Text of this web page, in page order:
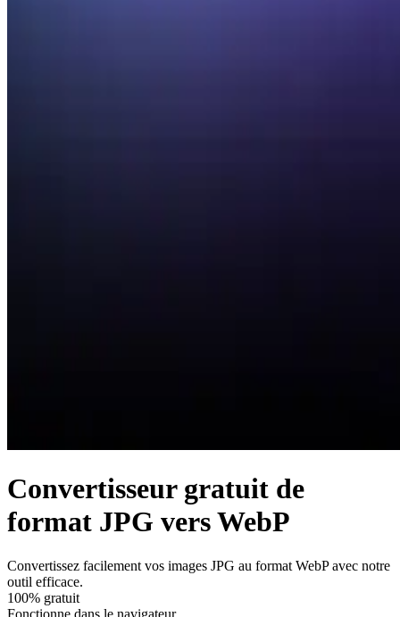
Convertisseur gratuit de
format JPG vers WebP
Convertissez facilement vos images JPG au format WebP avec notre
outil efficace.
100% gratuit
Fonctionne dans le navigateur